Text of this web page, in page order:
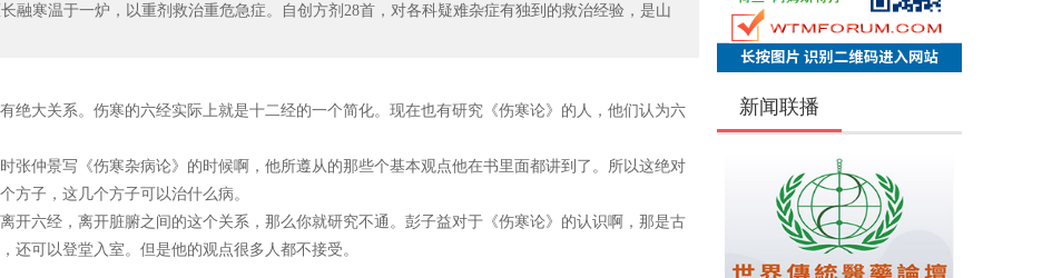
融寒温于一炉，以重剂救治重危急症。自创方剂28首，对各科疑难杂症有独到的救治经验，是山
绝大关系。伤寒的六经实际上就是十二经的一个简化。现在也有研究《伤寒论》的人，他们认为六
张仲景写《伤寒杂病论》的时候啊，他所遵从的那些个基本观点他在书里面都讲到了。所以这绝对
方子，这几个方子可以治什么病。
开六经，离开脏腑之间的这个关系，那么你就研究不通。彭子益对于《伤寒论》的认识啊，那是古
还可以登堂入室。但是他的观点很多人都不接受。
新闻联播